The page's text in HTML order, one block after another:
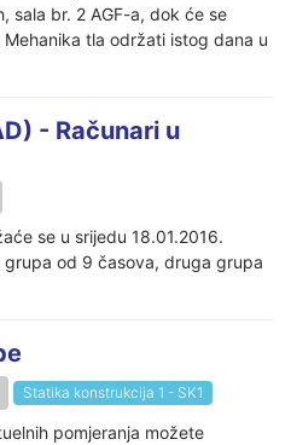
sala br. 2 AGF-a, dok će se
tla održati istog dana u
- Računari u
se u srijedu 18.01.2016.
od 9 časova, druga grupa
Statika konstrukcija 1 - SK1
pomjeranja možete